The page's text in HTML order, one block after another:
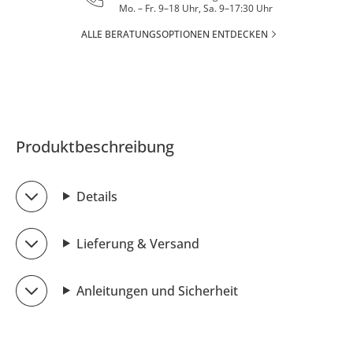
Mo. – Fr. 9–18 Uhr, Sa. 9–17:30 Uhr
ALLE BERATUNGSOPTIONEN ENTDECKEN
Produktbeschreibung
Details
Lieferung & Versand
Anleitungen und Sicherheit